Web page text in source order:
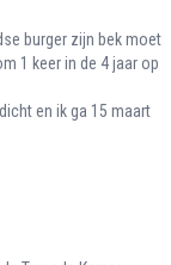
burger zijn bek moet
1 keer in de 4 jaar op
en ik ga 15 maart